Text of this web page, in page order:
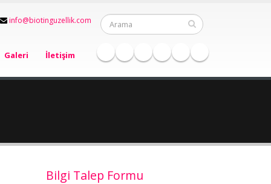
info@biotinguzellik.com
Galeri İletişim
Bilgi Talep Formu